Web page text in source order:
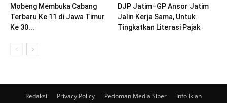
Mobeng Membuka Cabang
Terbaru Ke 11 di Jawa Timur
Ke 30...
DJP Jatim–GP Ansor Jatim
Jalin Kerja Sama, Untuk
Tingkatkan Literasi Pajak
Redaksi Privacy Policy Pedoman Media Siber Info Iklan